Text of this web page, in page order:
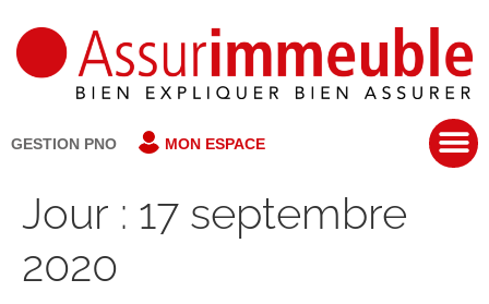
GESTION PNO MON ESPACE
Jour : 17 septembre
2020